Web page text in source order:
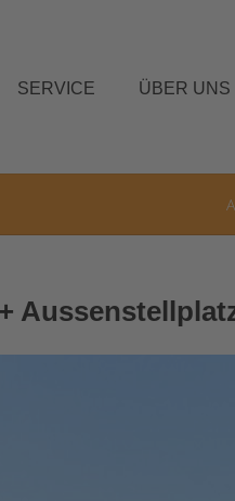
SERVICE ÜBER UNS